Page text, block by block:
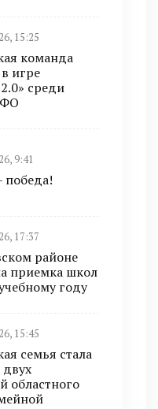
15:25
команда
игре
среди
9:41
победа!
17:37
районе
приемка школ
году
15:45
семья стала
областного